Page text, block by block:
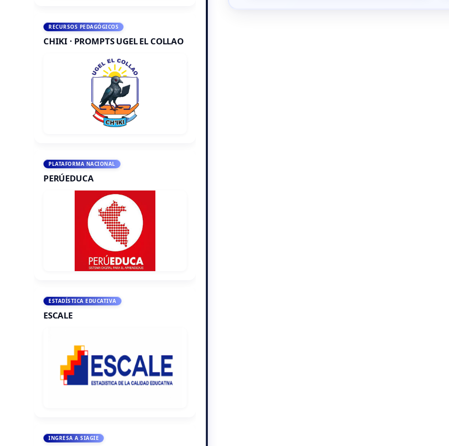
RECURSOS PEDAGÓGICOS
CHIKI · PROMPTS UGEL EL COLLAO
PLATAFORMA NACIONAL
PERÚEDUCA
ESTADÍSTICA EDUCATIVA
ESCALE
INGRESA A SIAGIE